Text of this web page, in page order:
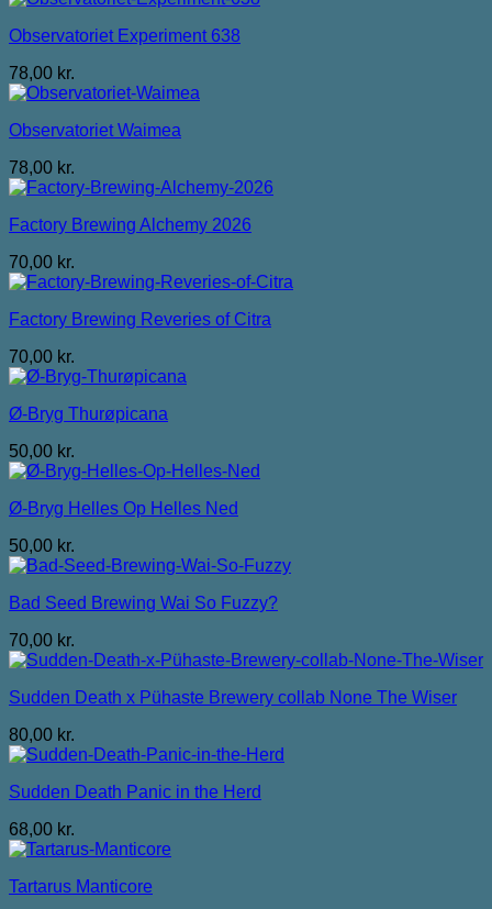
Observatoriet Experiment 638
78,00 kr.
Observatoriet Waimea
78,00 kr.
Factory Brewing Alchemy 2026
70,00 kr.
Factory Brewing Reveries of Citra
70,00 kr.
Ø-Bryg Thurøpicana
50,00 kr.
Ø-Bryg Helles Op Helles Ned
50,00 kr.
Bad Seed Brewing Wai So Fuzzy?
70,00 kr.
Sudden Death x Pühaste Brewery collab None The Wiser
80,00 kr.
Sudden Death Panic in the Herd
68,00 kr.
Tartarus Manticore